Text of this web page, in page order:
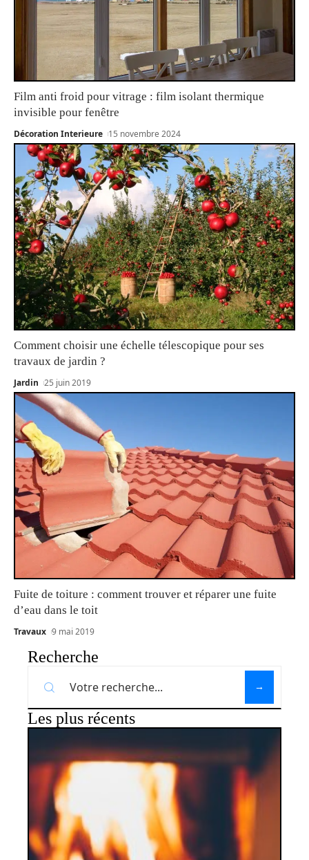
Film anti froid pour vitrage : film isolant thermique
invisible pour fenêtre
Décoration Interieure 15 novembre 2024
Comment choisir une échelle télescopique pour ses
travaux de jardin ?
Jardin 25 juin 2019
Fuite de toiture : comment trouver et réparer une fuite
d’eau dans le toit
Travaux 9 mai 2019
Recherche
Les plus récents